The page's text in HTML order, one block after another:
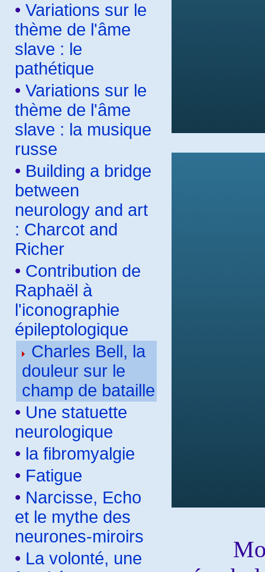
• Variations sur le
thème de l'âme
slave : le
pathétique
• Variations sur le
thème de l'âme
slave : la musique
russe
• Building a bridge
between
neurology and art
: Charcot and
Richer
• Contribution de
Raphaël à
l'iconographie
épileptologique
Charles Bell, la
douleur sur le
champ de bataille
• Une statuette
neurologique
• la fibromyalgie
• Fatigue
• Narcisse, Echo
et le mythe des
neurones-miroirs
• La volonté, une
Mon